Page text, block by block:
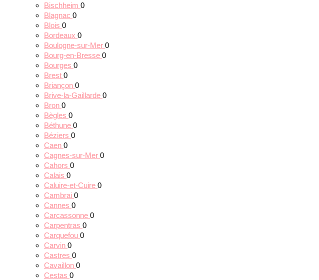
Bischheim 0
Blagnac 0
Blois 0
Bordeaux 0
Boulogne-sur-Mer 0
Bourg-en-Bresse 0
Bourges 0
Brest 0
Briançon 0
Brive-la-Gaillarde 0
Bron 0
Bègles 0
Béthune 0
Béziers 0
Caen 0
Cagnes-sur-Mer 0
Cahors 0
Calais 0
Caluire-et-Cuire 0
Cambrai 0
Cannes 0
Carcassonne 0
Carpentras 0
Carquefou 0
Carvin 0
Castres 0
Cavaillon 0
Cestas 0